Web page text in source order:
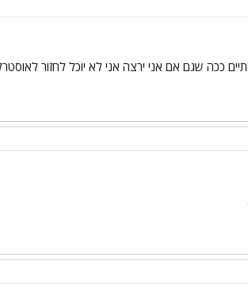
ככה שגם אם אני ירצה אני לא יוכל לחזור